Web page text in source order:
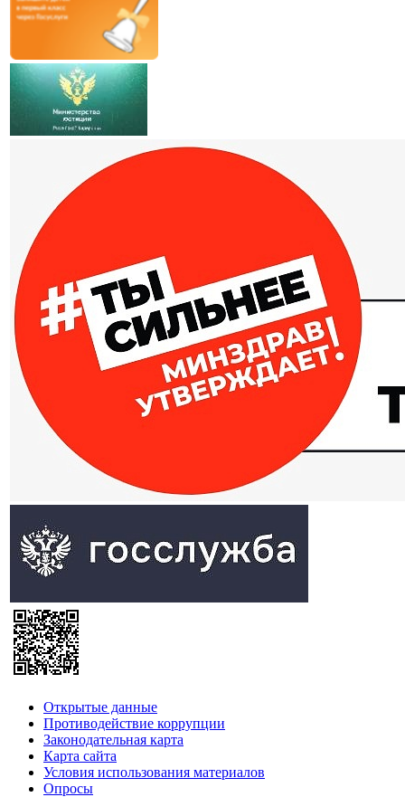
Открытые данные
Противодействие коррупции
Законодательная карта
Карта сайта
Условия использования материалов
Опросы